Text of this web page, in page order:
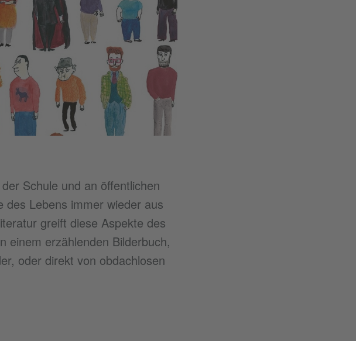
Schule und an öffentlichen
Lebens immer wieder aus
greift diese Aspekte des
einem erzählenden Bilderbuch,
oder direkt von obdachlosen